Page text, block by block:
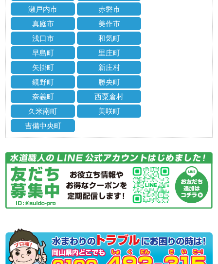
瀬戸内市
赤磐市
真庭市
美作市
浅口市
和気町
早島町
里庄町
矢掛町
新庄村
鏡野町
勝央町
奈義町
西粟倉村
久米南町
美咲町
吉備中央町